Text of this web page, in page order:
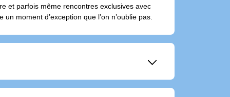
et parfois même rencontres exclusives avec
moment d’exception que l’on n’oublie pas.
􀆈